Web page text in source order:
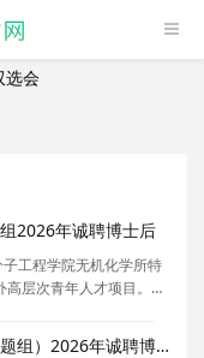
2026年诚聘博士后
工程学院无机化学所特
层次青年人才项目。本
培养项目，指导老师是
北京大学化学与分子工程学院（李能旭课题组）2026年诚聘博士后